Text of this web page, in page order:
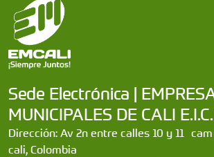
Sede Electrónica |
MUNICIPALES DE CALI
Dirección: Av 2n entre calles 10 y 11 cam
cali, Colombia